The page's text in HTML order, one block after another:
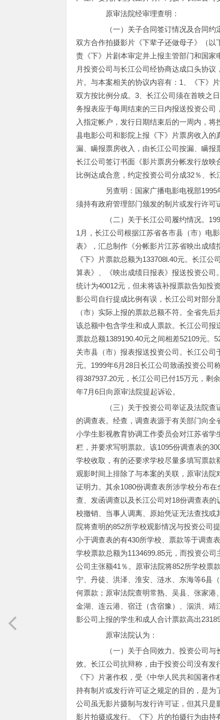
原审法院经审理查明：
（一）关子合同签订情况及合同约
双方合作拍摄影片《下辈子还做母子》（
责《下》片剧本审定并上报主管部门和国
月投资公司与长江公司经协商达成口头协
片。与本案相关的协议内容有：1、《下》
双方按比例分成。3、长江公司须在首映之
务报表应于每周结束的三日内报送投资公
入指定帐户，发行日期结束后的一周内，
县电影公司和影院上报《下》片票房收入
漏、瞒报票房收入，由长江公司按漏、瞒
长江公司签订书面《影片票房分帐发行放
比例达成合意，约定投资公司分成32％、长
另查明：国家广播电影电视部1995
须持有政府管理部门颁发的制片或发行许
（二）关于长江公司履约情况。
1月，长江公司根据江苏省各市县（市）电
表》，汇总制作《分帐影片江苏省映出成
《下》片票款总额为133708l.40元。长江
算表》、《映出成绩日报表》报送投资公
统计为40012元，但未将该补报票款告知投
影公司自行提成比例有误，长江公司对部
（市）实际上报的票款总额不符。全省先
该总额中包含学生和成人票款。长江公司
票款总额1389190.40元之间相差52109元。
关市县（市）报表报送投资公司。长江公
元。1999年6月28日长江公司致函投资公司
得387937.20元，长江公司已付15万元，剩
年7月6日向原审法院提起诉讼。
（三）关于投资公司举证及法院查
的调查表。经查，调查表源于有关部门向
小学生影视教育协调工作委员会对江苏省
栏，并要求写明票款。该1095份调查表的
学校收取，有的还要求学校尽量多填写票
观影时间上排除了与本案的关联，原审法
证明力。其余1080份调查表所涉学校分布
查、发函调查以及长江公司对18份调查表
校撤销、当事人调离、原始凭证无法查找
院将查明的852所学校观影情况与投资公司
小于调查表的有430所学校、票款等于调查
学校票款总额为1134699.85元，而投资公
公司主张额41％。原审法院将852所学校票
宁、丹徒、洪泽、淮安、涟水、东海等6县
何票款；原审法院查明常熟、吴县、张家
金湖、连云港、宿迁（含宿豫）、泅洪、
影公司上报的学生和成人合计票款高出
原审法院认为：
（一）关于合同效力。投资公司与
效。长江公司抗辩称，由于投资公司没有
《下》片著作权，受《中华人民共和国著
持有制片或发行许可证之规定的目的，是
公司虽无影片摄制与发行许可证，但其只
影片拍摄或发行。《下》片的拍摄行为由